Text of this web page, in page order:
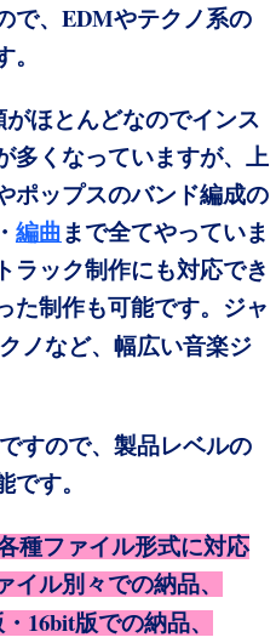
で、 EDMやテクノ系の
がほとんどなのでインス
多くなっていますが、上
ポップスのバンド編成の
・ 編曲まで全てやっていま
ラック制作にも対応でき
た制作も可能です。ジャ
ノなど、幅広い音楽ジ
すので、製品レベルの
です。
種ファイル形式に対応
ル別々での納品、
16bit版での納品、